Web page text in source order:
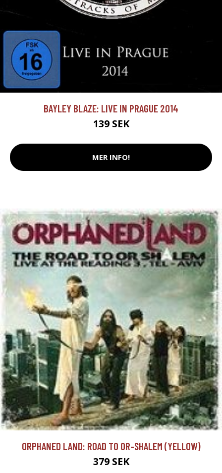
BAYLEY BLAZE: LIVE IN PRAGUE 2014
139 SEK
MER INFO!
ORPHANED LAND: ROAD TO OR-SHALEM (YELLOW)
379 SEK